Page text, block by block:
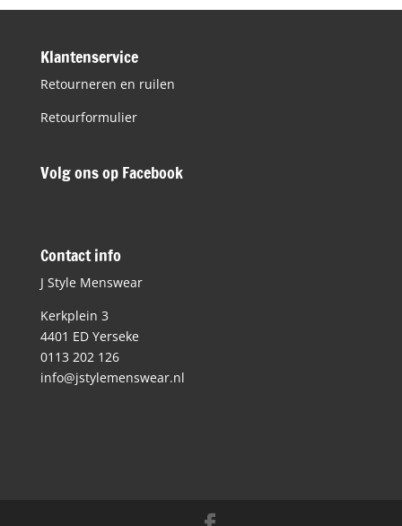
Klantenservice
Retourneren en ruilen
Retourformulier
Volg ons op Facebook
Contact info
J Style Menswear
Kerkplein 3
4401 ED Yerseke
0113 202 126
info@jstylemenswear.nl